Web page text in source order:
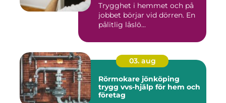
Trygghet i hemmet och på
jobbet börjar vid dörren. En
pålitlig låslö...
03. aug
Rörmokare jönköping
trygg vvs-hjälp för hem och
företag